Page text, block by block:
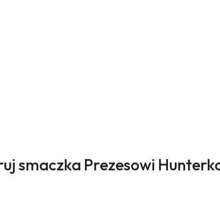
smaczka Prezesowi